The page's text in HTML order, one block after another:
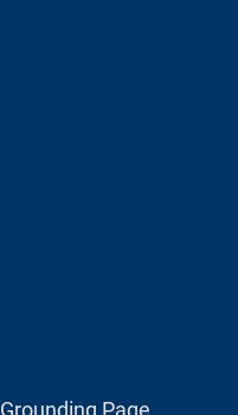
Grounding Page